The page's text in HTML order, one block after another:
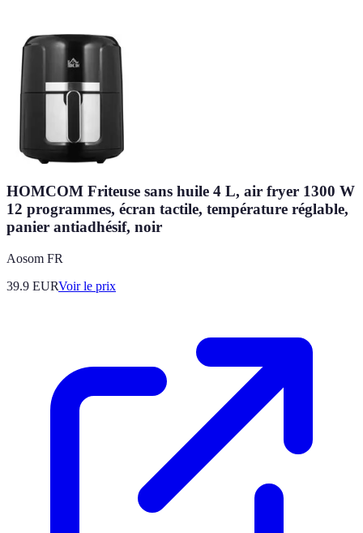
HOMCOM Friteuse sans huile 4 L, air fryer 1300 W
12 programmes, écran tactile, température réglable,
panier antiadhésif, noir
Aosom FR
39.9 EURVoir le prix